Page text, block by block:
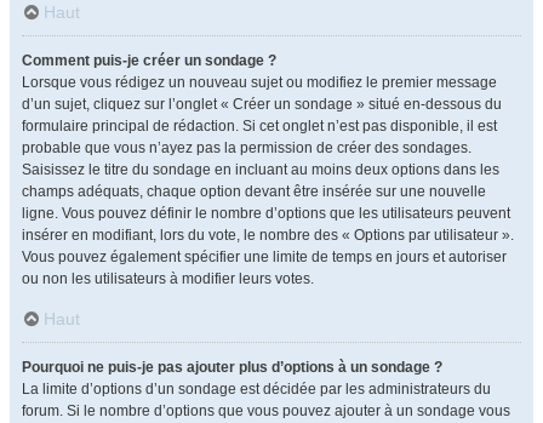
Haut
Comment puis-je créer un sondage ?
Lorsque vous rédigez un nouveau sujet ou modifiez le premier message
d’un sujet, cliquez sur l’onglet « Créer un sondage » situé en-dessous du
formulaire principal de rédaction. Si cet onglet n’est pas disponible, il est
probable que vous n’ayez pas la permission de créer des sondages.
Saisissez le titre du sondage en incluant au moins deux options dans les
champs adéquats, chaque option devant être insérée sur une nouvelle
ligne. Vous pouvez définir le nombre d’options que les utilisateurs peuvent
insérer en modifiant, lors du vote, le nombre des « Options par utilisateur ».
Vous pouvez également spécifier une limite de temps en jours et autoriser
ou non les utilisateurs à modifier leurs votes.
Haut
Pourquoi ne puis-je pas ajouter plus d’options à un sondage ?
La limite d’options d’un sondage est décidée par les administrateurs du
forum. Si le nombre d’options que vous pouvez ajouter à un sondage vous